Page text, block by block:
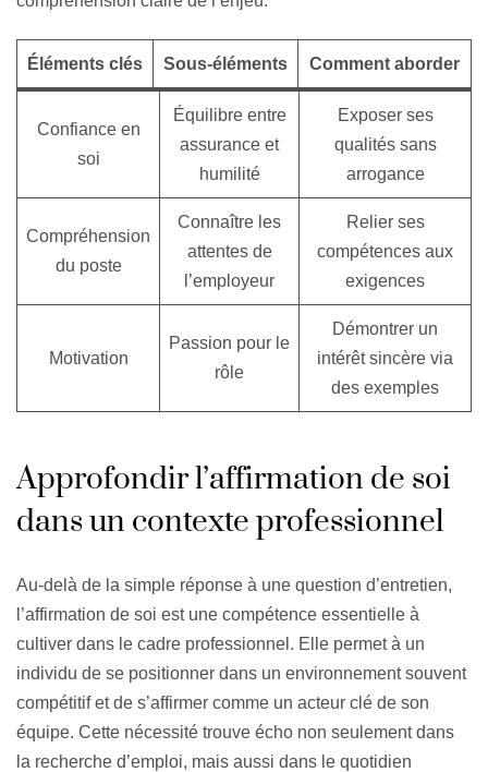
Éléments clés Sous-éléments Comment aborder
Confiance en
soi
Équilibre entre
assurance et
humilité
Exposer ses
qualités sans
arrogance
Compréhension
du poste
Connaître les
attentes de
l’employeur
Relier ses
compétences aux
exigences
Motivation
Passion pour le
rôle
Démontrer un
intérêt sincère via
des exemples
Approfondir l’affirmation de soi
dans un contexte professionnel
Au-delà de la simple réponse à une question d’entretien,
l’affirmation de soi est une compétence essentielle à
cultiver dans le cadre professionnel. Elle permet à un
individu de se positionner dans un environnement souvent
compétitif et de s’affirmer comme un acteur clé de son
équipe. Cette nécessité trouve écho non seulement dans
la recherche d’emploi, mais aussi dans le quotidien